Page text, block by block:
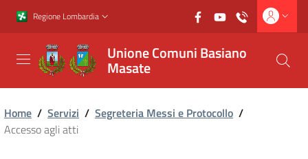
Vai al contenuto principale
Vai al footer
Regione Lombardia
Unione Comuni Basiano
Masate
Home / Servizi / Segreteria Messi e Protocollo /
Accesso agli atti